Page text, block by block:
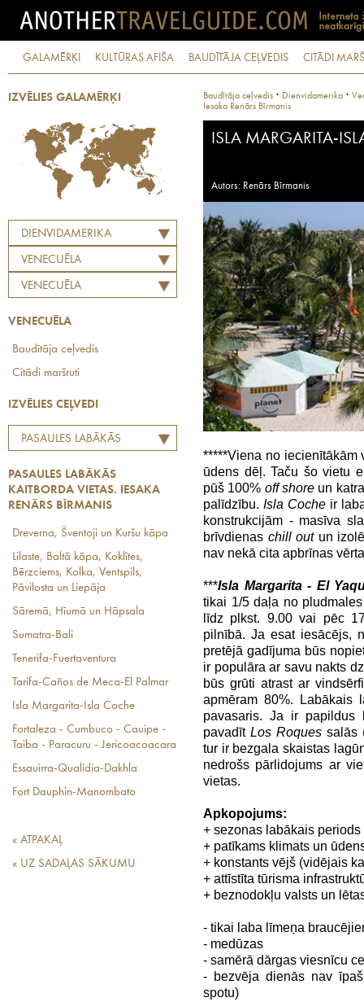
GALAMĒRĶI KULTŪRAS AFIŠA BAUDĪTĀJA CEĻVEDIS CITĀDI
IZVĒLIES GALAMĒRĶI
DIENVIDAMERIKA
VENECUĒLA
VENECUĒLA
VENECUĒLA
Baudītāja ceļvedis
Citādi maršruti
IZVĒLIES CEĻVEDI
PASAULES LABĀKĀS
IESAKA RENĀRS BĪRMANIS
PASAULES LABĀKĀS
KAITBORDA VIETAS. IESAKA
RENĀRS BĪRMANIS
Dreverna, Šventoji un Kuršu kāpa
Lilaste, Baltā kāpa, Koklītes,
Bērzciems, Kolka, Ventspils,
Pāvilosta un Liepāja
Sāremā, Hīumā un Hāpsala
Sumatra-Bali
Tenerifa-Fuertaventura
Tarifa-Caños de Meca-El Palmar
Isla Margarita-Isla Coche
Fortaleza - Cumbuco - Cauipe -
Taiba - Paracuru - Jericoacoacara
Essauirra-Qualidia-Dakhla
Fort Dauphin-Manombato
« ATPAKAĻ
« UZ SADAĻAS SĀKUMU
Baudītāja ceļvedis · Dienvidamerika ·
Iesaka Renārs Bīrmanis
ISLA MARGARITA-
Autors: Renārs Bīrmanis
*****Viena no
ūdens dēļ. Taču šo vietu
pūš 100% off shore un
palīdzību. Isla Cocheir
konstrukcijām - masīva
brīvdienas chill out un
nav nekā cita apbrīnas
***Isla Margarita - El
tikai 1/5 daļa no
līdz plkst. 9.00 vai pēc
pilnībā. Ja esat iesācējs,
pretējā gadījuma būs
ir populāra ar savu nakts
būs grūti atrast ar
apmēram 80%. Labākais
pavasaris. Ja ir papildus
pavadīt Los Roques salās
tur ir bezgala skaistas
nedrošs pārlidojums ar
vietas.
Apkopojums:
+ sezonas labākais
+ patīkams klimats un
+ konstants vējš (vidējais
+ attīstīta tūrisma
+ beznodokļu valsts un
- tikai laba līmeņa
- medūzas
- samērā dārgas viesnīcu
- bezvēja dienās nav
spotu)